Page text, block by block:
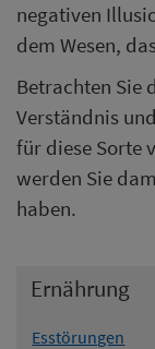
negativen
dem Wesen,
Betrachten Sie
Verständnis
für diese Sorte
werden Sie
haben.
Ernährung
Esstörungen